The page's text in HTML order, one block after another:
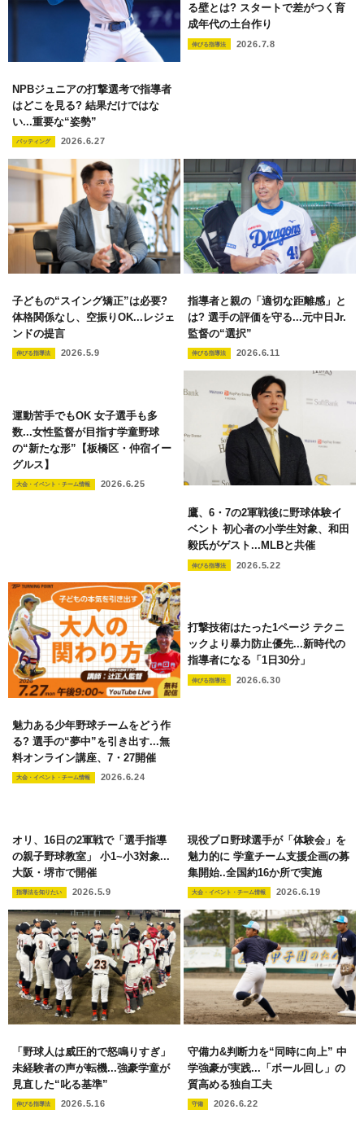
NPBジュニアの打撃選考で指導者
はどこを見る? 結果だけではな
い...重要な“姿勢”
バッティング 2026.6.27
る壁とは? スタートで差がつく育
成年代の土台作り
伸びる指導法 2026.7.8
子どもの“スイング矯正”は必要?
体格関係なし、空振りOK...レジェ
ンドの提言
伸びる指導法 2026.5.9
指導者と親の「適切な距離感」と
は? 選手の評価を守る...元中日Jr.
監督の“選択”
伸びる指導法 2026.6.11
運動苦手でもOK 女子選手も多
数...女性監督が目指す学童野球
の“新たな形”【板橋区・仲宿イー
グルス】
大会・イベント・チーム情報 2026.6.25
鷹、6・7の2軍戦後に野球体験イ
ベント 初心者の小学生対象、和田
毅氏がゲスト...MLBと共催
伸びる指導法 2026.5.22
魅力ある少年野球チームをどう作
る? 選手の“夢中”を引き出す...無
料オンライン講座、7・27開催
大会・イベント・チーム情報 2026.6.24
打撃技術はたった1ページ テクニ
ックより暴力防止優先...新時代の
指導者になる「1日30分」
伸びる指導法 2026.6.30
オリ、16日の2軍戦で「選手指導
の親子野球教室」 小1~小3対象...
大阪・堺市で開催
指導法を知りたい 2026.5.9
現役プロ野球選手が「体験会」を
魅力的に 学童チーム支援企画の募
集開始..全国約16か所で実施
大会・イベント・チーム情報 2026.6.19
「野球人は威圧的で怒鳴りすぎ」
未経験者の声が転機...強豪学童が
見直した“叱る基準”
伸びる指導法 2026.5.16
守備力&判断力を“同時に向上” 中
学強豪が実践...「ボール回し」の
質高める独自工夫
守備 2026.6.22